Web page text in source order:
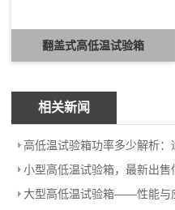
翻盖式高低温试验箱
相关新闻